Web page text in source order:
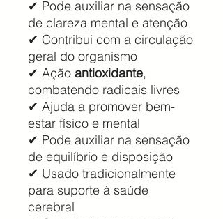
✔ Pode auxiliar na sensação
de clareza mental e atenção
✔ Contribui com a circulação
geral do organismo
✔ Ação antioxidante,
combatendo radicais livres
✔ Ajuda a promover bem-
estar físico e mental
✔ Pode auxiliar na sensação
de equilíbrio e disposição
✔ Usado tradicionalmente
para suporte à saúde
cerebral